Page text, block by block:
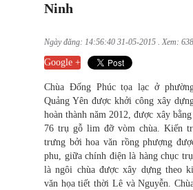
Ninh
Ngày đăng: 14:56:40 31-05-2015 . Xem:
Google +
Chùa Đống Phúc tọa lạc ở
Quảng Yên được khởi công xây
hoàn thành năm 2012, được xây
76 trụ gỗ lim đỡ vòm chùa. Kiến
trưng bởi hoa văn rồng phượng
phu, giữa chính điện là hàng chục
là ngôi chùa được xây dựng theo
văn họa tiết thời Lê và Nguyễn.